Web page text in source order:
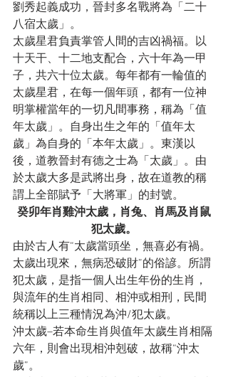
劉秀起義成功，晉封多名戰將為「二十
八宿太歲」。
太歲星君負責掌管人間的吉凶禍福。以
十天干、十二地支配合，六十年為一甲
子，共六十位太歲。每年都有一輪值的
太歲星君，在每一個年頭，都有一位神
明掌權當年的一切凡間事務，稱為「值
年太歲」。自身出生之年的「值年太
歲」為自身的「本年太歲」。東漢以
後，道教晉封有德之士為「太歲」。由
於太歲大多是武將出身，故在道教的稱
謂上全部賦予「大將軍」的封號。
癸卯年肖雞沖太歲，肖兔、肖馬及肖鼠
犯太歲。
由於古人有“太歲當頭坐，無喜必有禍。
太歲出現來，無病恐破財”的俗諺。所謂
犯太歲，是指一個人出生年份的生肖，
與流年的生肖相同、相沖或相刑，民間
統稱以上三種情況為沖/犯太歲。
沖太歲–若本命生肖與值年太歲生肖相隔
六年，則會出現相沖剋破，故稱“沖太
歲”。